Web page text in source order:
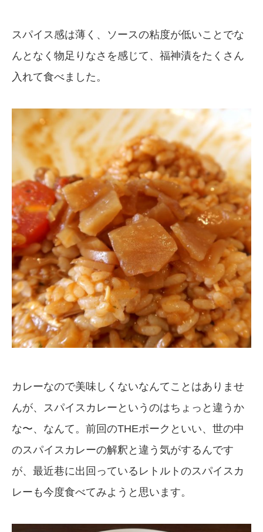
スパイス感は薄く、ソースの粘度が低いことでな
んとなく物足りなさを感じて、福神漬をたくさん
入れて食べました。
カレーなので美味しくないなんてことはありませ
んが、スパイスカレーというのはちょっと違うか
な〜、なんて。前回のTHEポークといい、世の中
のスパイスカレーの解釈と違う気がするんです
が、最近巷に出回っているレトルトのスパイスカ
レーも今度食べてみようと思います。